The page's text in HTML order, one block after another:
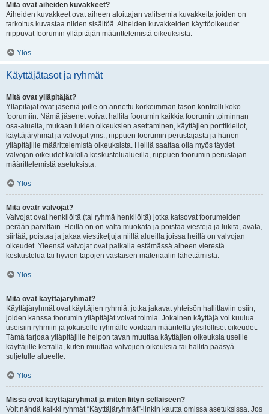
Mitä ovat aiheiden kuvakkeet?
Aiheiden kuvakkeet ovat aiheen aloittajan valitsemia kuvakkeita joiden on
tarkoitus kuvastaa niiden sisältöä. Aiheiden kuvakkeiden käyttöoikeudet
riippuvat foorumin ylläpitäjän määrittelemistä oikeuksista.
Ylös
Käyttäjätasot ja ryhmät
Mitä ovat ylläpitäjät?
Ylläpitäjät ovat jäseniä joille on annettu korkeimman tason kontrolli koko
foorumiin. Nämä jäsenet voivat hallita foorumin kaikkia foorumin toiminnan
osa-alueita, mukaan lukien oikeuksien asettaminen, käyttäjien porttikiellot,
käyttäjäryhmät ja valvojat yms., riippuen foorumin perustajasta ja hänen
ylläpitäjille määrittelemistä oikeuksista. Heillä saattaa olla myös täydet
valvojan oikeudet kaikilla keskustelualueilla, riippuen foorumin perustajan
määrittelemistä asetuksista.
Ylös
Mitä ovatr valvojat?
Valvojat ovat henkilöitä (tai ryhmä henkilöitä) jotka katsovat foorumeiden
perään päivittäin. Heillä on on valta muokata ja poistaa viestejä ja lukita, avata,
siirtää, poistaa ja jakaa viestiketjuja niillä alueilla joissa heillä on valvojan
oikeudet. Yleensä valvojat ovat paikalla estämässä aiheen vierestä
keskustelua tai hyvien tapojen vastaisen materiaalin lähettämistä.
Ylös
Mitä ovat käyttäjäryhmät?
Käyttäjäryhmät ovat käyttäjien ryhmiä, jotka jakavat yhteisön hallittaviin osiin,
joiden kanssa foorumin ylläpitäjät voivat toimia. Jokainen käyttäjä voi kuulua
useisiin ryhmiin ja jokaiselle ryhmälle voidaan määritellä yksilölliset oikeudet.
Tämä tarjoaa ylläpitäjille helpon tavan muuttaa käyttäjien oikeuksia useille
käyttäjille kerralla, kuten muuttaa valvojien oikeuksia tai hallita pääsyä
suljetulle alueelle.
Ylös
Missä ovat käyttäjäryhmät ja miten liityn sellaiseen?
Voit nähdä kaikki ryhmät “Käyttäjäryhmät”-linkin kautta omissa asetuksissa. Jos